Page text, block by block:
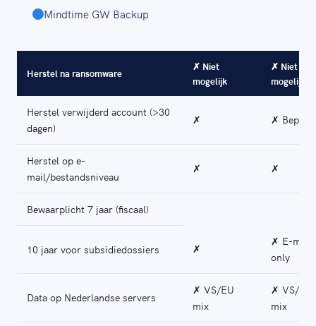
Mindtime GW Backup
Herstel na ransomware
✗ Niet
mogelijk
✗ Niet
mogelijk
Herstel verwijderd account (>30
dagen)
✗ ✗
Herstel op e-
mail/bestandsniveau
✗ ✗
Bewaarplicht 7 jaar (fiscaal)
10 jaar voor subsidiedossiers ✗
✗ E-mail
only
Data op Nederlandse servers
✗ VS/EU
mix
✗ VS/EU
mix